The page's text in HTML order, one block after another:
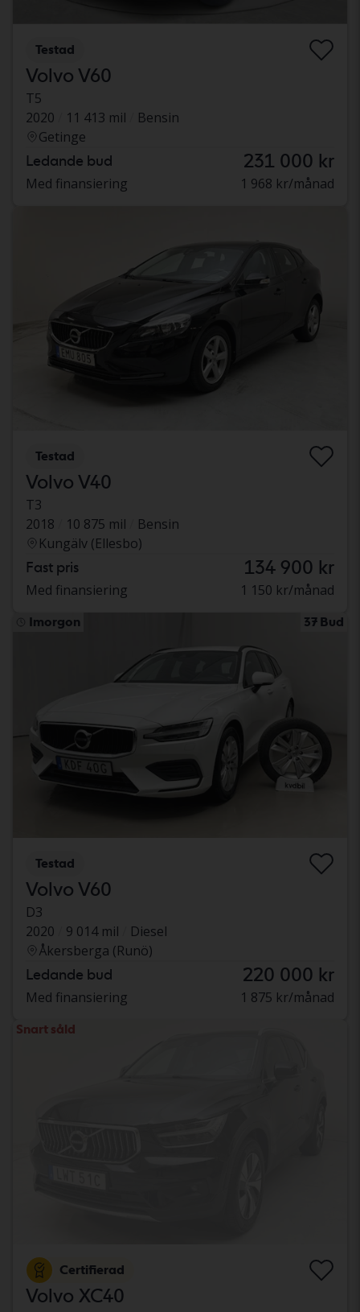
Testad
Volvo V60
T5
2020
11 413 mil
Bensin
Getinge
Ledande bud 231 000 kr
Med finansiering 1 968 kr/månad
Testad
Volvo V40
T3
2018
10 875 mil
Bensin
Kungälv (Ellesbo)
Fast pris 134 900 kr
Med finansiering 1 150 kr/månad
Imorgon 37 Bud
Testad
Volvo V60
D3
2020
9 014 mil
Diesel
Åkersberga (Runö)
Ledande bud 220 000 kr
Med finansiering 1 875 kr/månad
Snart såld
Certifierad
Volvo XC40